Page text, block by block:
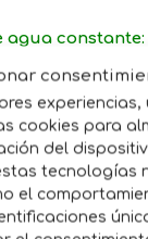
experiencias,
cookies para
del
tecnologías
el
agua constante:
sin necesidad
y seguro:
y
y
en interiores